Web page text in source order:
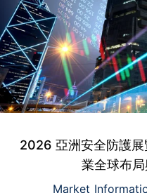
2026 亞洲安全防護
業全球布
Market